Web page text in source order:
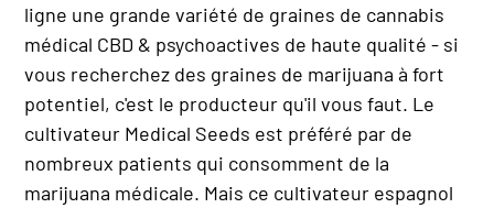
ligne une grande variété de graines de cannabis
médical CBD & psychoactives de haute qualité - si
vous recherchez des graines de marijuana à fort
potentiel, c'est le producteur qu'il vous faut. Le
cultivateur Medical Seeds est préféré par de
nombreux patients qui consomment de la
marijuana médicale. Mais ce cultivateur espagnol